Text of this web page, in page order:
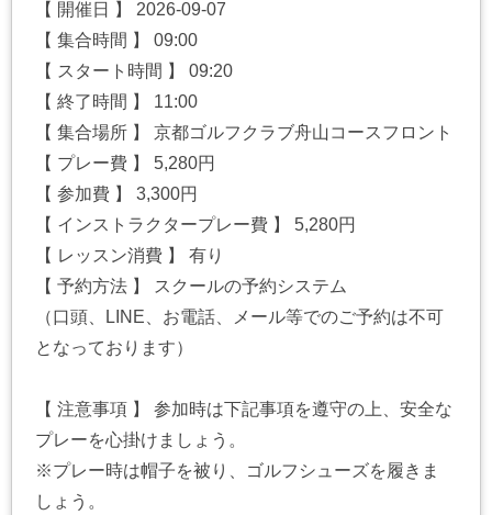
【 開催日 】 2026-09-07
【 集合時間 】 09:00
【 スタート時間 】 09:20
【 終了時間 】 11:00
【 集合場所 】 京都ゴルフクラブ舟山コースフロント
【 プレー費 】 5,280円
【 参加費 】 3,300円
【 インストラクタープレー費 】 5,280円
【 レッスン消費 】 有り
【 予約方法 】 スクールの予約システム
（口頭、LINE、お電話、メール等でのご予約は不可
となっております）
【 注意事項 】 参加時は下記事項を遵守の上、安全な
プレーを心掛けましょう。
※プレー時は帽子を被り、ゴルフシューズを履きま
しょう。